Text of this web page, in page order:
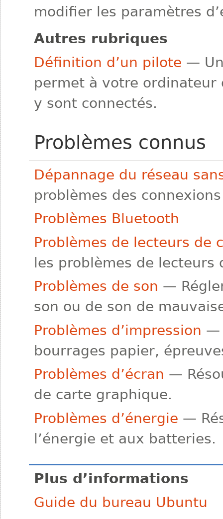
modifier les paramètres
Autres rubriques
Définition d’un pilote —
permet à votre ordinateur
y sont connectés.
Problèmes connus
Dépannage du réseau
problèmes des
Problèmes Bluetooth
Problèmes de lecteurs de
les problèmes de lecteurs
Problèmes de son —
son ou de son de
Problèmes d’impression —
bourrages papier,
Problèmes d’écran —
de carte graphique.
Problèmes d’énergie —
l’énergie et aux batteries.
Plus d’informations
Guide du bureau Ubuntu